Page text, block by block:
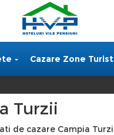
Cazare Zone
Turzii
de cazare Campia